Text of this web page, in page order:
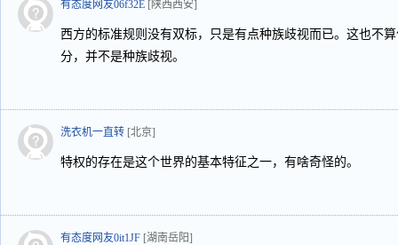
有态度网友06f32E [陕西西安]
西方的标准规则没有双标，只是有点种族歧视而已。这也不
分，并不是种族歧视。
洗衣机一直转 [北京]
特权的存在是这个世界的基本特征之一，有啥奇怪的。
有态度网友0it1JF [湖南岳阳]